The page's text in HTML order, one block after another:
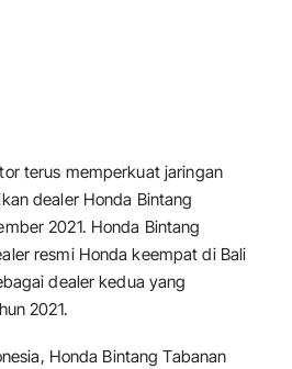
terus memperkuat jaringan
dealer Honda Bintang
2021. Honda Bintang
resmi Honda keempat di Bali
dealer kedua yang
2021.
Honda Bintang Tabanan